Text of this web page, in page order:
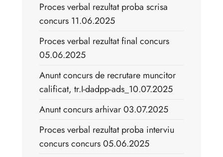
Proces verbal rezultat proba scrisa
concurs 11.06.2025
Proces verbal rezultat final concurs
05.06.2025
Anunt concurs de recrutare muncitor
calificat, tr.I-dadpp-ads_10.07.2025
Anunt concurs arhivar 03.07.2025
Proces verbal rezultat proba interviu
concurs concurs 05.06.2025